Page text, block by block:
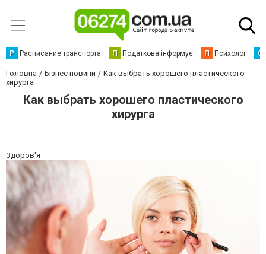
Р Расписание транспорта П Податкова інформує П Психолог С
Головна Бізнес новини
Как выбрать хорошего пластического
хирурга
Как выбрать хорошего пластического
хирурга
Здоров'я